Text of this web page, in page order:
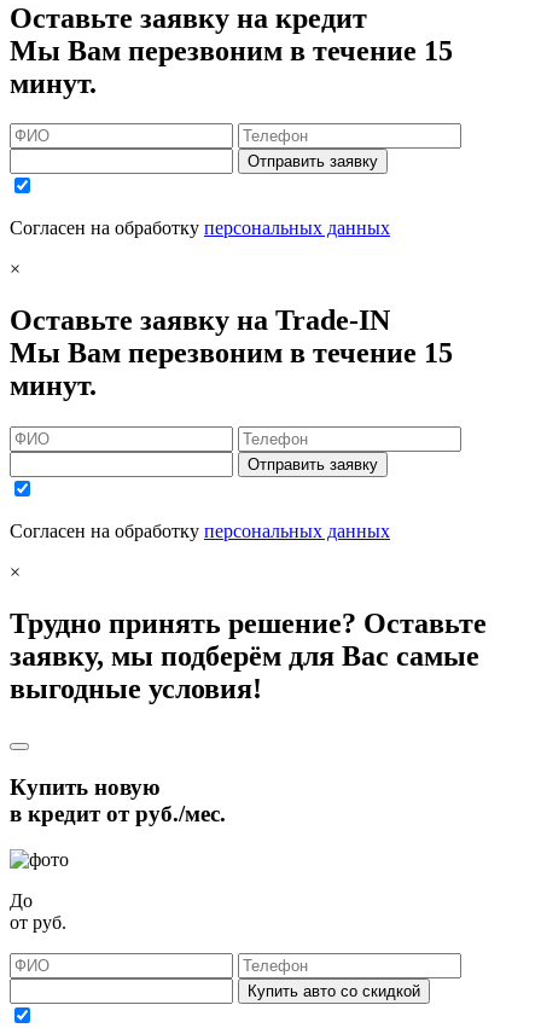
Оставьте заявку на кредит
Мы Вам перезвоним в течение 15
минут.
Отправить заявку
Согласен на обработку персональных данных
×
Оставьте заявку на Trade-IN
Мы Вам перезвоним в течение 15
минут.
Отправить заявку
Согласен на обработку персональных данных
×
Трудно принять решение? Оставьте
заявку, мы подберём для Вас самые
выгодные условия!
Купить новую
в кредит отруб./мес.
До
от руб.
Купить авто со скидкой